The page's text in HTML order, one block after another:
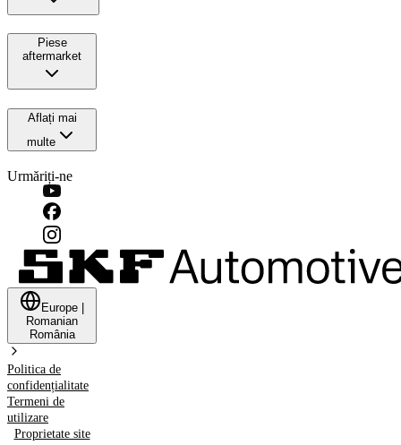
Piese
aftermarket
Aflați mai
multe
Urmăriți-ne
Europe
Romanian
România
Politica de
confidențialitate
Termeni de
utilizare
Proprietate site